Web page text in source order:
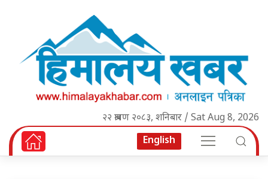
२२ श्रावण २०८३, शनिबार / Sat Aug 8, 2026
English